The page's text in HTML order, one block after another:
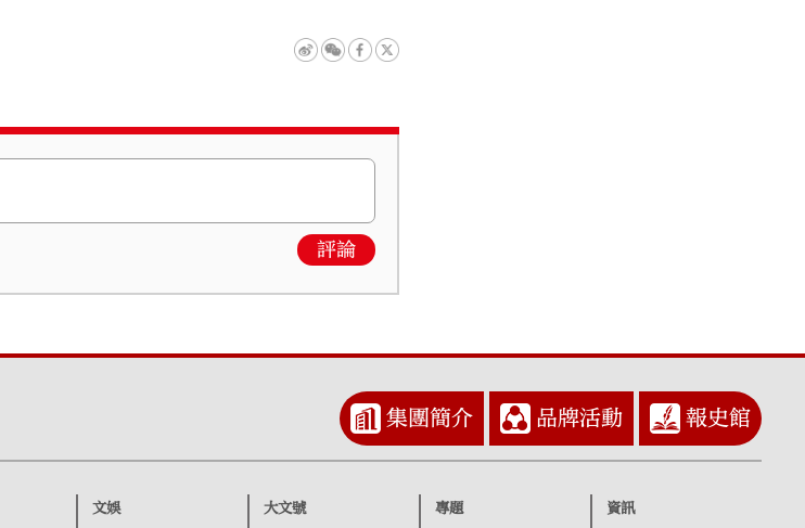
評論
集團簡介 品牌活動 報史館
文娛 大文號 專題 資訊